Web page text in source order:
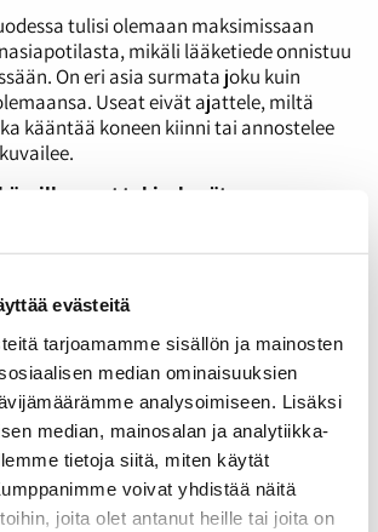
evästeitä
tarjoamamme sisällön ja mainosten
median ominaisuuksien
analysoimiseen. Lisäksi
median, mainosalan ja analytiikka-
tietoja siitä, miten käytät
voivat yhdistää näitä
joita olet antanut heille tai joita on
tulisi olemaan maksimissaan
mikäli lääketiede onnistuu
On eri asia surmata joku kuin
Useat eivät ajattele, miltä
kääntää koneen kiinni tai annostelee
omat tukiryhmät
lähtökohtaisesti eutanasia ei kuulu
Kuitenkin noin kolmasosa
yhdeksän kymmenestä (tieto
on valmis toteuttamaan
psykiatriset lääkärit ovat
Hollannissa psyykkinen ja fyysinen
tavalla.
raskasta lääkäreille. Lääkäreillä
joka on heidän tukiverkostonsa
jälkeen. Se on heidän tapansa